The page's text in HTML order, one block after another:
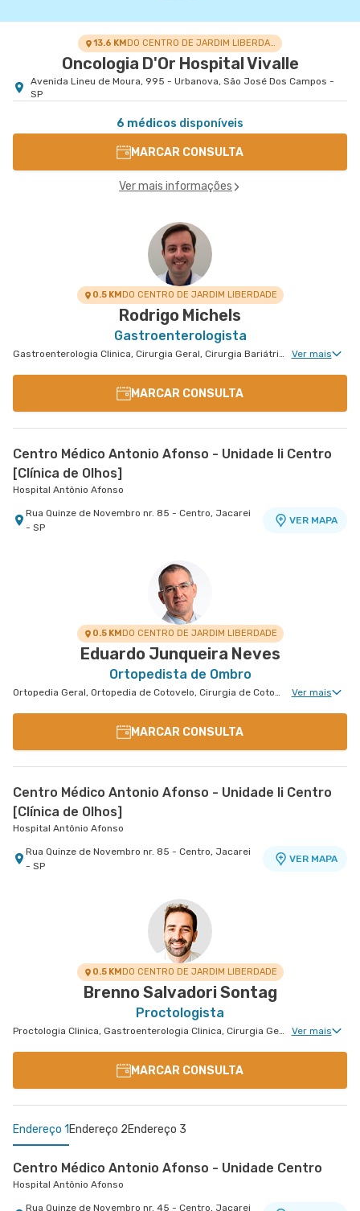
13.6 KM DO CENTRO DE JARDIM LIBERDADE
Oncologia D'Or Hospital Vivalle
Avenida Lineu de Moura, 995 - Urbanova, São José Dos Campos -
SP
6 médicos disponíveis
MARCAR CONSULTA
Ver mais informações
0.5 KMDO CENTRO DE JARDIM LIBERDADE
Rodrigo Michels
Gastroenterologista
Gastroenterologia Clinica, Cirurgia Geral, Cirurgia Bariátrica, Cirurgia do Aparelho Digestivo Ver mais
MARCAR CONSULTA
Centro Médico Antonio Afonso - Unidade Ii Centro
[Clínica de Olhos]
Hospital Antônio Afonso
Rua Quinze de Novembro nr. 85 - Centro, Jacarei
- SP
VER MAPA
0.5 KMDO CENTRO DE JARDIM LIBERDADE
Eduardo Junqueira Neves
Ortopedista de Ombro
Ortopedia Geral, Ortopedia de Cotovelo, Cirurgia de Cotovelo, Cirurgia de Ombro Ver mais
MARCAR CONSULTA
Centro Médico Antonio Afonso - Unidade Ii Centro
[Clínica de Olhos]
Hospital Antônio Afonso
Rua Quinze de Novembro nr. 85 - Centro, Jacarei
- SP
VER MAPA
0.5 KMDO CENTRO DE JARDIM LIBERDADE
Brenno Salvadori Sontag
Proctologista
Proctologia Clinica, Gastroenterologia Clinica, Cirurgia Geral, Cirurgia Bariátrica, Cirurgia do Aparelho Digestivo, Cirurgia Robótica do Aparelho Digestivo, Cirurgia Robótica Geral Ver mais
MARCAR CONSULTA
Endereço 1 Endereço 2Endereço 3
Centro Médico Antonio Afonso - Unidade Centro
Hospital Antônio Afonso
Rua Quinze de Novembro nr. 45 - Centro, Jacarei